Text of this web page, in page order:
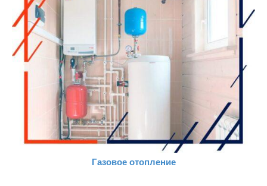
Газовое отопление